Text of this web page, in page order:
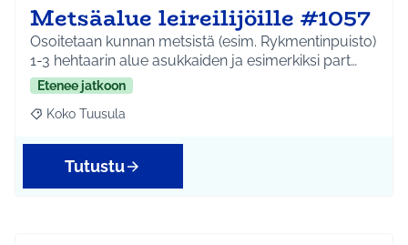
Metsäalue leireilijöille #1057
Osoitetaan kunnan metsistä (esim. Rykmentinpuisto)
1-3 hehtaarin alue asukkaiden ja esimerkiksi part…
Etenee jatkoon
Rajaa tulokset aihepiirin mukaan: Koko Tuusula
Koko Tuusula
Tutustu